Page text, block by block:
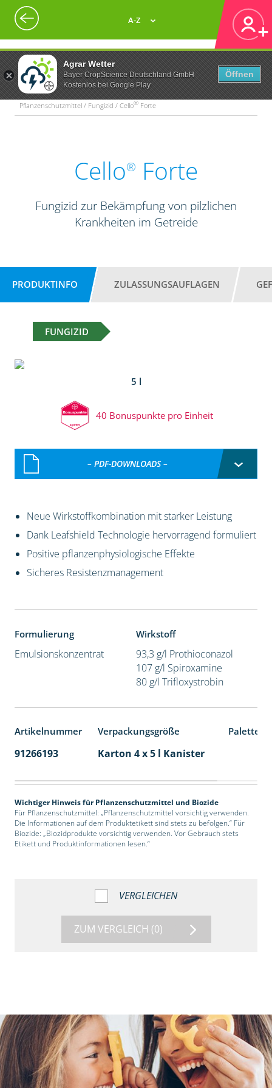
Agrar Wetter
Bayer CropScience Deutschland GmbH
Kostenlos bei Google Play
Öffnen
A-Z
Pflanzenschutzmittel / Fungizid / Cello® Forte
Cello® Forte
Fungizid zur Bekämpfung von pilzlichen
Krankheiten im Getreide
PRODUKTINFO ZULASSUNGSAUFLAGEN
FUNGIZID
5 l
40 Bonuspunkte pro Einheit
– PDF-DOWNLOADS –
Neue Wirkstoffkombination mit starker Leistung
Dank Leafshield Technologie hervorragend formuliert
Positive pflanzenphysiologische Effekte
Sicheres Resistenzmanagement
Formulierung
Emulsionskonzentrat
Wirkstoff
93,3 g/l Prothioconazol
107 g/l Spiroxamine
80 g/l Trifloxystrobin
Artikelnummer Verpackungsgröße
91266193 Karton 4 x 5 l Kanister
Wichtiger Hinweis für Pflanzenschutzmittel und Biozide
Für Pflanzenschutzmittel: „Pflanzenschutzmittel vorsichtig verwenden.
Die Informationen auf dem Produktetikett sind stets zu befolgen.“ Für
Biozide: „Biozidprodukte vorsichtig verwenden. Vor Gebrauch stets
Etikett und Produktinformationen lesen.“
VERGLEICHEN
ZUM VERGLEICH (0)